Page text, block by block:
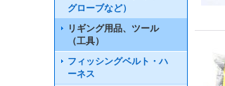
グローブなど）
リギング用品、ツール
（工具）
フィッシングベルト・ハ
ーネス